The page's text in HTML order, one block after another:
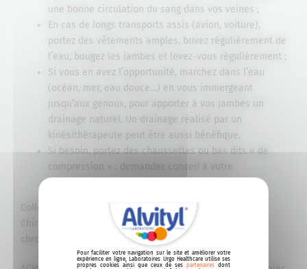
une bonne circulation du sang dans vos veines ;
En cas de longs transports assis (avion, voiture),
portez des vêtements amples, buvez régulièrement de
l’eau, bougez les jambes et levez-vous régulièrement ;
Si vous en avez l’opportunité, marchez dans l’eau
(océan, mer, eau douce…) en vous immergeant
jusqu’aux genoux, pour apporter à vos jambes un
drainage naturel. Un drainage réalisé par un
kinésithérapeute peut être aussi bénéfique.
Si besoin, portez des chaussettes ou bas dits « de
compression » : demandez conseil à votre
pharmacien.
Collège des Enseignants de Médecine vasculaire et
Chirurgie vasculaire. Item 136 : Insuffisance veineuse
chronique. Varices. 2010-2011
Pour faciliter votre navigation sur le site et améliorer votre
expérience en ligne, Laboratoires Urgo Healthcare utilise ses
propres cookies ainsi que ceux de sespartenaires dont